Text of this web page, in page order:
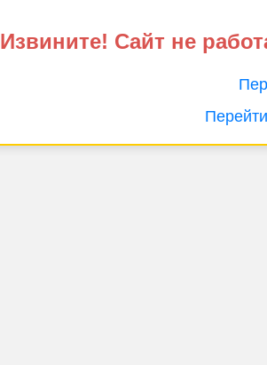
Извините! Сайт не